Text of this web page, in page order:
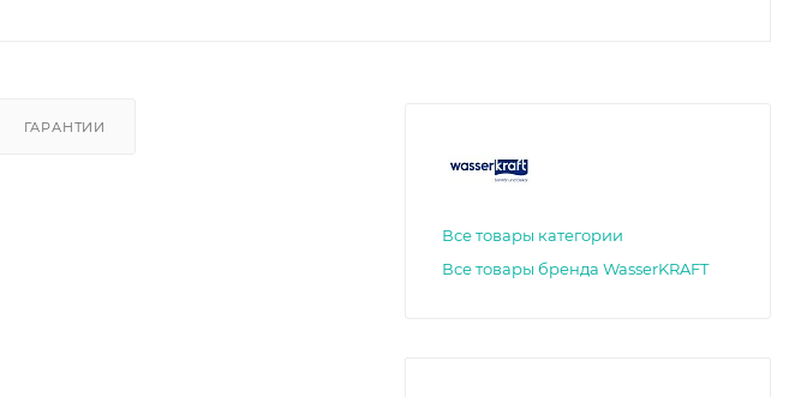
ГАРАНТИИ
Все товары категории
Все товары бренда WasserKRAFT